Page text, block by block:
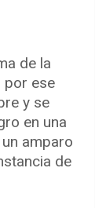
de la
por ese
y se
en una
amparo
de